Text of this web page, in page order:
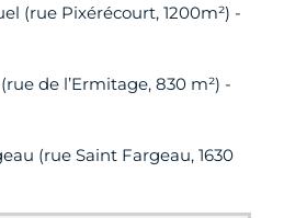
(rue Pixérécourt, 1200m²) -
de l’Ermitage, 830 m²) -
(rue Saint Fargeau, 1630